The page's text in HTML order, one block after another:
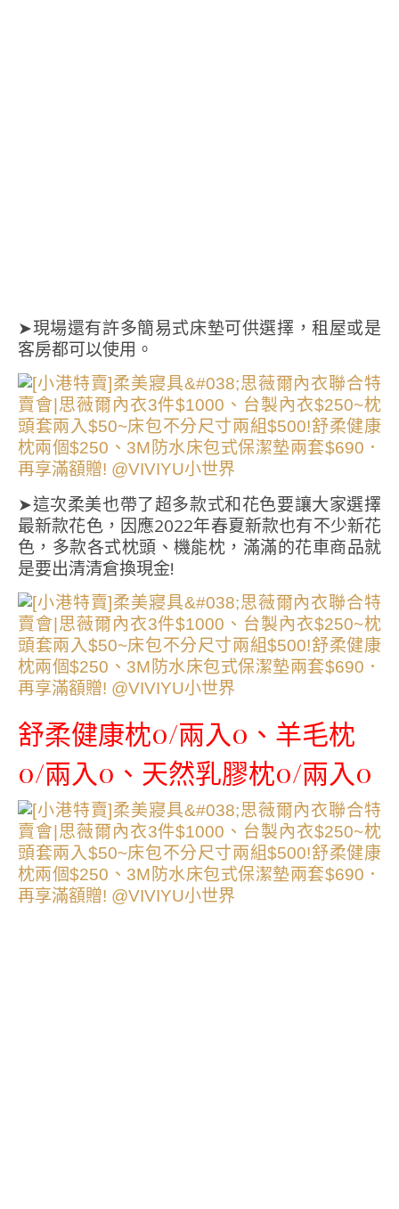
➤現場還有許多簡易式床墊可供選擇，租屋或是
客房都可以使用。
➤這次柔美也帶了超多款式和花色要讓大家選擇
最新款花色，因應2022年春夏新款也有不少新花
色，多款各式枕頭、機能枕，滿滿的花車商品就
是要出清清倉換現金!
舒柔健康枕0/兩入0、羊毛枕
0/兩入0、天然乳膠枕0/兩入0